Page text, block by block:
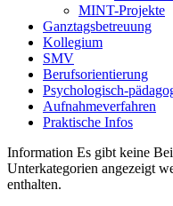
MINT-Projekte
Ganztagsbetreuung
Kollegium
SMV
Berufsorientierung
Psychologisch-
Aufnahmeverfahren
Praktische Infos
Information Es gibt keine
Unterkategorien angezeigt
enthalten.